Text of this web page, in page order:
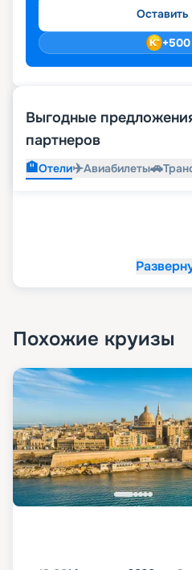
Оставить
+500
Выгодные
партнеров
🏨Отели✈️Авиабилеты🚗
Похожие круизы